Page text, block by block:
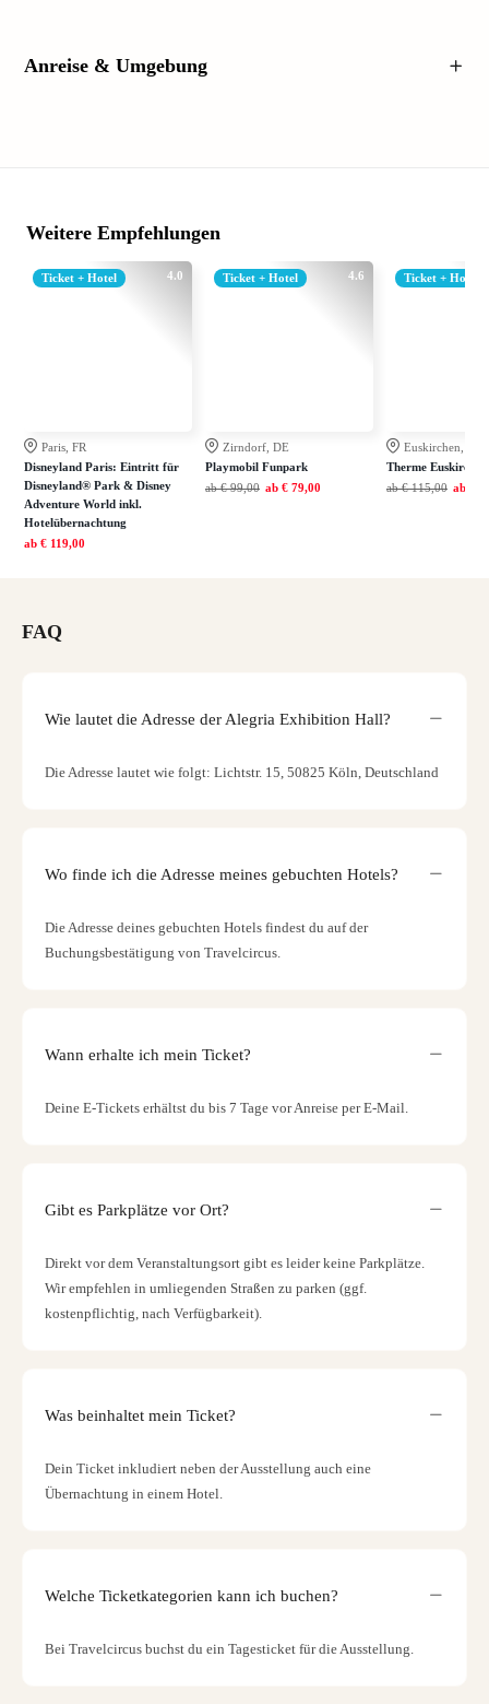
Anreise & Umgebung
Weitere Empfehlungen
4.0
Ticket + Hotel
Paris, FR
Disneyland Paris: Eintritt für
Disneyland® Park & Disney
Adventure World inkl.
Hotelübernachtung
ab € 119,00
4.6
Ticket + Hotel
Zirndorf, DE
Playmobil Funpark
ab € 99,00 ab € 79,00
Ticket + Hotel
Euskirchen, DE
Therme Euskirchen
ab € 115,00 ab
FAQ
Wie lautet die Adresse der Alegria Exhibition Hall?
Die Adresse lautet wie folgt: Lichtstr. 15, 50825 Köln, Deutschland
Wo finde ich die Adresse meines gebuchten Hotels?
Die Adresse deines gebuchten Hotels findest du auf der
Buchungsbestätigung von Travelcircus.
Wann erhalte ich mein Ticket?
Deine E-Tickets erhältst du bis 7 Tage vor Anreise per E-Mail.
Gibt es Parkplätze vor Ort?
Direkt vor dem Veranstaltungsort gibt es leider keine Parkplätze.
Wir empfehlen in umliegenden Straßen zu parken (ggf.
kostenpflichtig, nach Verfügbarkeit).
Was beinhaltet mein Ticket?
Dein Ticket inkludiert neben der Ausstellung auch eine
Übernachtung in einem Hotel.
Welche Ticketkategorien kann ich buchen?
Bei Travelcircus buchst du ein Tagesticket für die Ausstellung.